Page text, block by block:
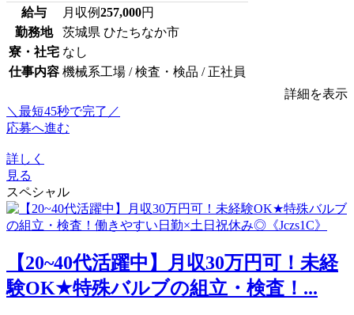
給与 月収例257,000円
勤務地
茨城県 ひたちなか市
寮・社宅 なし
仕事内容 機械系工場 / 検査・検品 / 正社員
詳細を表示
＼最短45秒で完了／
応募へ進む
詳しく
見る
スペシャル
【20~40代活躍中】月収30万円可！未経
験OK★特殊バルブの組立・検査！...